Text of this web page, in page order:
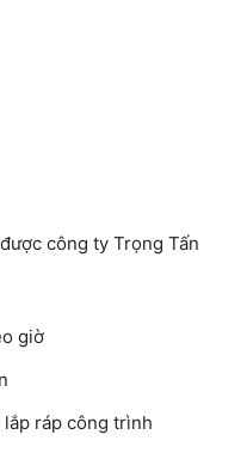
công ty Trọng Tấn
giờ
ráp công trình